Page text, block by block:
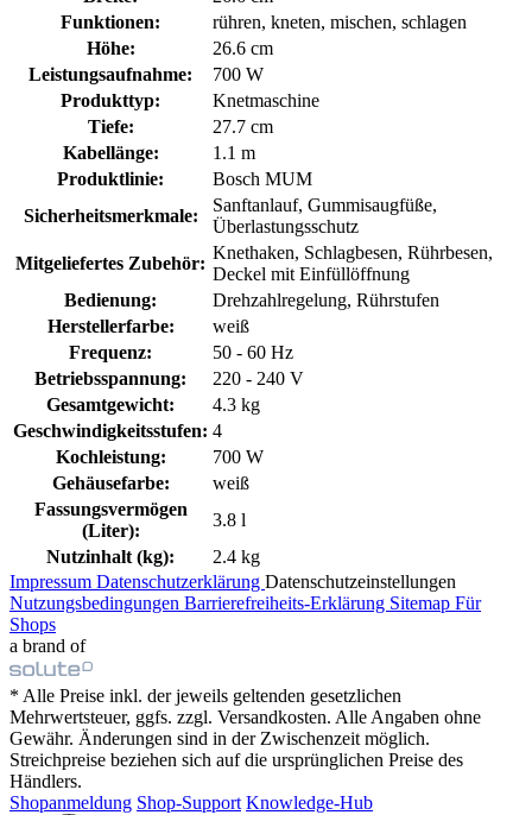
Funktionen:
rühren, kneten, mischen, schlagen
Höhe:
26.6 cm
Leistungsaufnahme:
700 W
Produkttyp:
Knetmaschine
Tiefe:
27.7 cm
Kabellänge:
1.1 m
Produktlinie:
Bosch MUM
Sicherheitsmerkmale:
Sanftanlauf, Gummisaugfüße,
Überlastungsschutz
Mitgeliefertes Zubehör:
Knethaken, Schlagbesen, Rührbesen,
Deckel mit Einfüllöffnung
Bedienung:
Drehzahlregelung, Rührstufen
Herstellerfarbe:
weiß
Frequenz:
50 - 60 Hz
Betriebsspannung:
220 - 240 V
Gesamtgewicht:
4.3 kg
Geschwindigkeitsstufen: 4
Kochleistung:
700 W
Gehäusefarbe:
weiß
Fassungsvermögen
(Liter):
3.8 l
Nutzinhalt (kg):
2.4 kg
Impressum Datenschutzerklärung Datenschutzeinstellungen
Nutzungsbedingungen Barrierefreiheits-Erklärung Sitemap Für
Shops
a brand of
* Alle Preise inkl. der jeweils geltenden gesetzlichen
Mehrwertsteuer, ggfs. zzgl. Versandkosten. Alle Angaben ohne
Gewähr. Änderungen sind in der Zwischenzeit möglich.
Streichpreise beziehen sich auf die ursprünglichen Preise des
Händlers.
Shopanmeldung Shop-Support Knowledge-Hub